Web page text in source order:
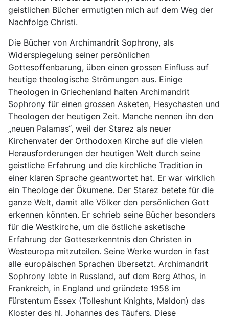
geistlichen Bücher ermutigten mich auf dem Weg der
Nachfolge Christi.
Die Bücher von Archimandrit Sophrony, als
Widerspiegelung seiner persönlichen
Gottesoffenbarung, üben einen grossen Einfluss auf
heutige theologische Strömungen aus. Einige
Theologen in Griechenland halten Archimandrit
Sophrony für einen grossen Asketen, Hesychasten und
Theologen der heutigen Zeit. Manche nennen ihn den
„neuen Palamas“, weil der Starez als neuer
Kirchenvater der Orthodoxen Kirche auf die vielen
Herausforderungen der heutigen Welt durch seine
geistliche Erfahrung und die kirchliche Tradition in
einer klaren Sprache geantwortet hat. Er war wirklich
ein Theologe der Ökumene. Der Starez betete für die
ganze Welt, damit alle Völker den persönlichen Gott
erkennen könnten. Er schrieb seine Bücher besonders
für die Westkirche, um die östliche asketische
Erfahrung der Gotteserkenntnis den Christen in
Westeuropa mitzuteilen. Seine Werke wurden in fast
alle europäischen Sprachen übersetzt. Archimandrit
Sophrony lebte in Russland, auf dem Berg Athos, in
Frankreich, in England und gründete 1958 im
Fürstentum Essex (Tolleshunt Knights, Maldon) das
Kloster des hl. Johannes des Täufers. Diese